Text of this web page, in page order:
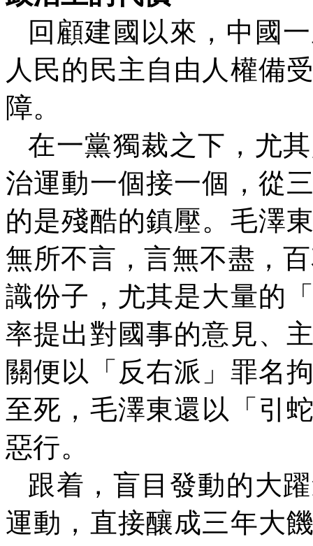
回顧建國以來，中國
人民的民主自由人權備
障。
在一黨獨裁之下，尤
治運動一個接一個，從
的是殘酷的鎮壓。毛澤
無所不言，言無不盡，
識份子，尤其是大量的
率提出對國事的意見、
關便以「反右派」罪名
至死，毛澤東還以「引
惡行。
跟着，盲目發動的大
運動，直接釀成三年大